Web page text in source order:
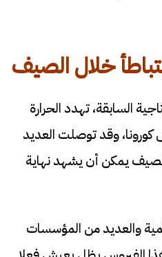
خلال الصيف
السابقة، تهدد الحرارة
كورونا، وقد توصلت العديد
يمكن أن يشهد نهاية
والعديد من المؤسسات